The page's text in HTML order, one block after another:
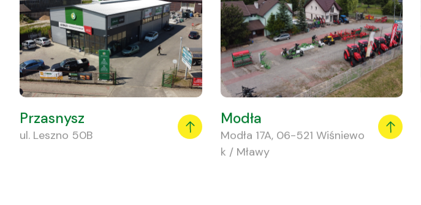
Przasnysz
ul. Leszno 50B
Modła
Modła 17A, 06-521 Wiśniewo
k / Mławy